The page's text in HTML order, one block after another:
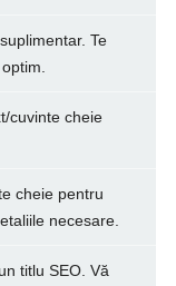
Te
cuvinte cheie
cheie pentru
necesare.
titlu SEO. Vă